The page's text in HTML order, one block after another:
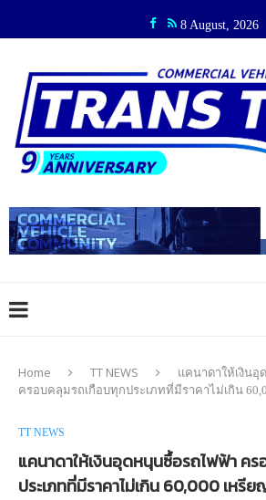
8 August, 2026
Home TT NEWS
แคนาดาให้เงิน
ครอบคลุมรถเกือบทุกประเภทที่มีราคาไม่เกิน
TT NEWS
แคนาดาให้เงินอุดหนุนซื้อรถไฟฟ้า ค
ประเภทที่มีราคาไม่เกิน 60,000 เหรี